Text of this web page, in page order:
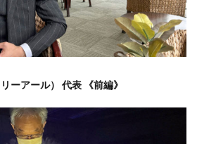
ーアール） 代表 《前編》